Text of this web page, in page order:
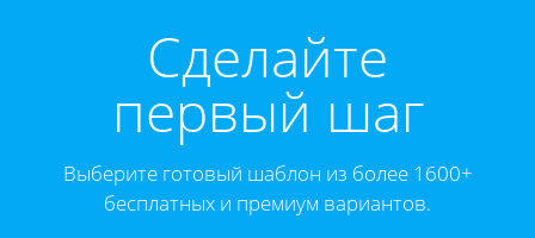
Cделайте
первый шаг
Выберите готовый шаблон из более 1600+
бесплатных и премиум вариантов.